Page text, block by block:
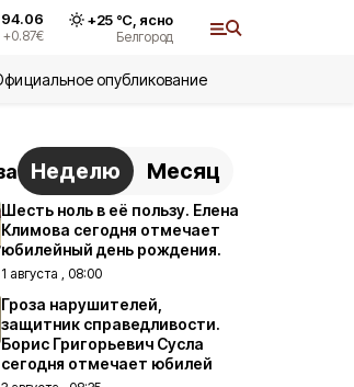
94.06
+0.87€
+25°С, ясно
Белгород
опубликование
Неделю Месяц
Шесть ноль в её пользу. Елена
Климова сегодня отмечает
юбилейный день рождения.
1 августа , 08:00
Гроза нарушителей,
защитник справедливости.
Борис Григорьевич Сусла
сегодня отмечает юбилей